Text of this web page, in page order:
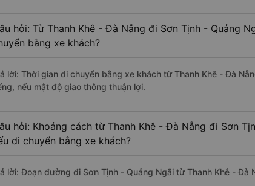
hỏi: Từ Thanh Khê - Đà Nẵng đi Sơn Tịnh - Quảng
bằng xe khách?
lời: Thời gian di chuyển bằng xe khách từ Thanh Khê - Đà
nếu mật độ giao thông thuận lợi.
hỏi: Khoảng cách từ Thanh Khê - Đà Nẵng đi Sơn
di chuyển bằng xe khách?
lời: Đoạn đường đi Sơn Tịnh - Quảng Ngãi từ Thanh Khê - Đà